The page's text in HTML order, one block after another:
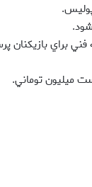
ميليون توماني.